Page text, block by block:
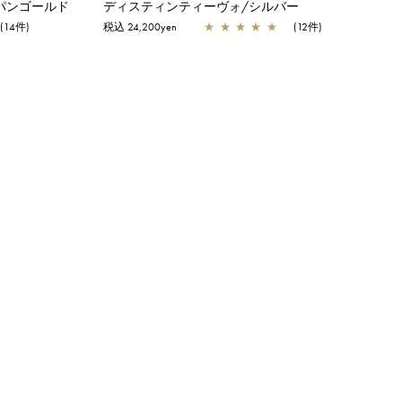
ンゴールド
(14件)
ディスティンティーヴォ/シルバー
税込 24,200yen ★ ★ ★ ★ ★ (12件)